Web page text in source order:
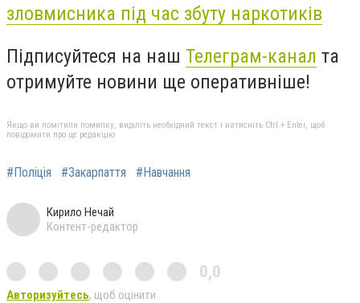
зловмисника під час збуту наркотиків
Підписуйтеся на наш Телеграм-канал та
отримуйте новини ще оперативніше!
Якщо ви помітили помилку, виділіть необхідний текст і натисніть Ctrl + Enter, щоб
повідомити про це редакцію
#Поліція #Закарпаття #Навчання
Кирило Нечай
Контент-редактор
0,0
Авторизуйтесь, щоб оцінити